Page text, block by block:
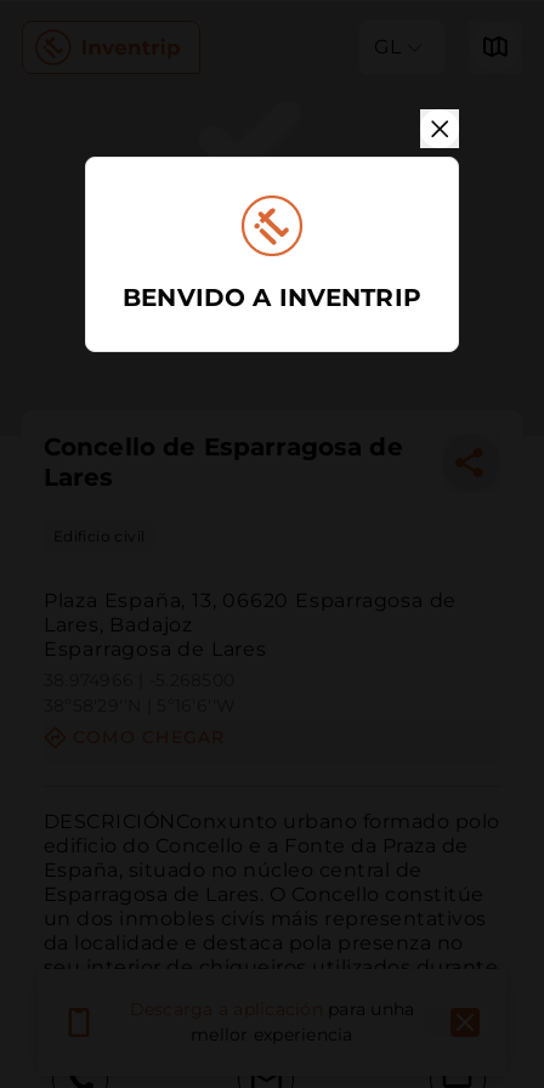
GL
Concello de Esparragosa de
Lares
Edificio civil
Plaza España, 13, 06620 Esparragosa de
Lares, Badajoz
Esparragosa de Lares
DESCRICIÓNConxunto urbano formado polo
edificio do Concello e a Fonte da Praza de
España, situado no núcleo central de
Esparragosa de Lares. O Concello constitúe
un dos inmobles civís máis representativos
da localidade e destaca pola presenza no
seu interior de chiqueiros utilizados durante
para unha
mellor experiencia
BENVIDO A INVENTRIP